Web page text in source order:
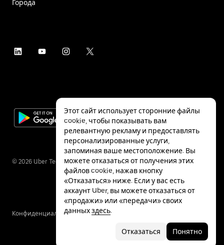
Города
© 2026 Uber Technologies Inc.
КонфиденциальностьСпециальные
Этот сайт использует сторонние файлы
cookie, чтобы показывать вам
релевантную рекламу и предоставлять
персонализированные услуги,
запоминая ваше местоположение. Вы
можете отказаться от получения этих
файлов cookie, нажав кнопку
«Отказаться» ниже. Если у вас есть
аккаунт Uber, вы можете отказаться от
«продажи» или «передачи» своих
данныхздесь.
Отказаться Понятно